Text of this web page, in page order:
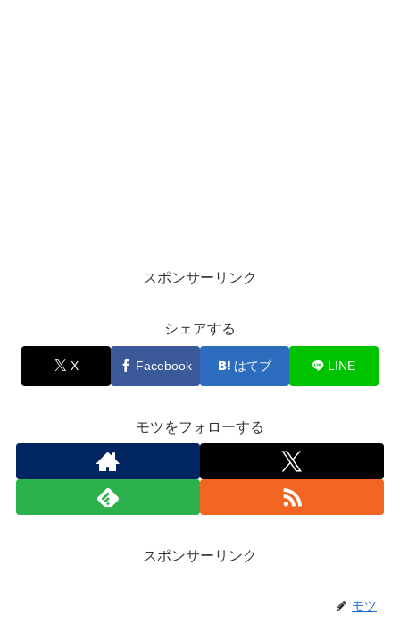
スポンサーリンク
シェアする
X Facebook はてブ LINE
モツをフォローする
スポンサーリンク
モツ